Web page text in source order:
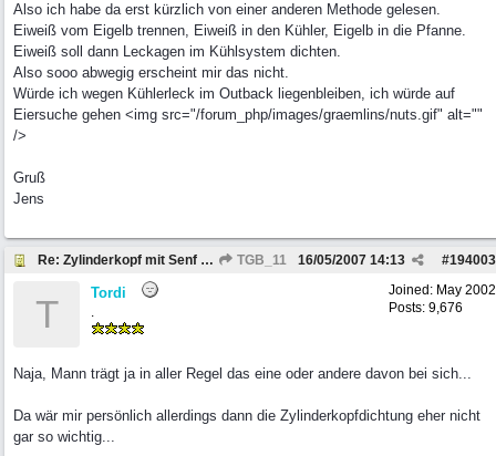
Also ich habe da erst kürzlich von einer anderen Methode gelesen.
Eiweiß vom Eigelb trennen, Eiweiß in den Kühler, Eigelb in die Pfanne.
Eiweiß soll dann Leckagen im Kühlsystem dichten.
Also sooo abwegig erscheint mir das nicht.
Würde ich wegen Kühlerleck im Outback liegenbleiben, ich würde auf
Eiersuche gehen <img src="/forum_php/images/graemlins/nuts.gif" alt=""
/>
Gruß
Jens
Re: Zylinderkopf mit Senf abdichten TGB_11 #194003
16/05/2007 14:13
Joined: May 2002
Posts: 9,676
T Tordi
.
Naja, Mann trägt ja in aller Regel das eine oder andere davon bei sich...
Da wär mir persönlich allerdings dann die Zylinderkopfdichtung eher nicht
gar so wichtig...